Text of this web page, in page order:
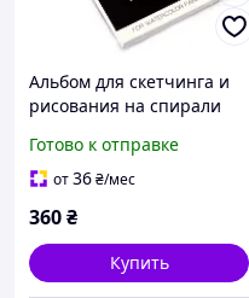
Альбом для скетчинга и
рисования на спирали
г\м2 для 50 листов,
Видеообзор!
Готово к отправке
от36₴/мес
360₴
Купить